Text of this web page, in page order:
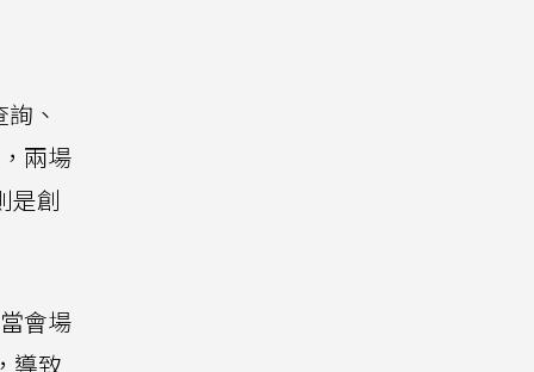
詢、
兩場
是創
會場
導致